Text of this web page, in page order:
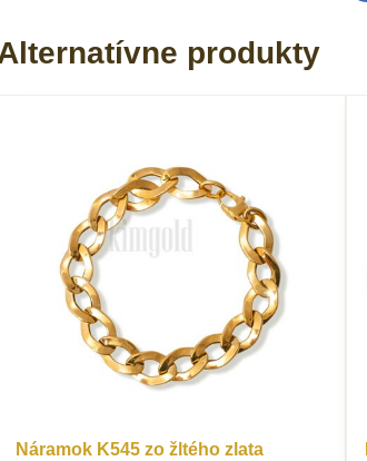
produkty
Náramok K545 zo žltého zlata